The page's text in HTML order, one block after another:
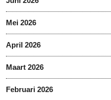
Mei 2026
April 2026
Maart 2026
Februari 2026